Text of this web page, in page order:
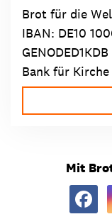
Brot für die
IBAN: DE10
GENODED1KDB
Bank für
Mit